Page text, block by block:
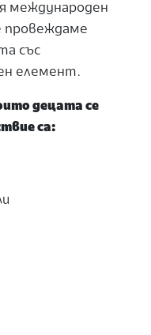
международен
провеждаме
със
елемент.
децата се
са: